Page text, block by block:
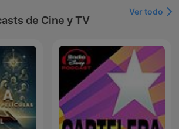
de Cine y TV
Ver todo